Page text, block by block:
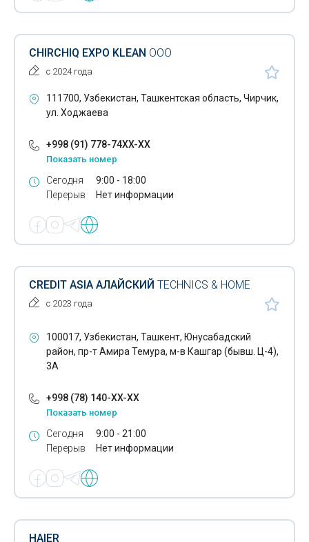
CHIRCHIQ EXPO KLEAN ООО
с 2024 года
111700, Узбекистан, Ташкентская область, Чирчик,
ул. Ходжаева
+998 (91) 778-74XX-XX
Показать номер
Сегодня
Перерыв
9:00 - 18:00
Нет информации
CREDIT ASIA АЛАЙСКИЙ TECHNICS & HOME
с 2023 года
100017, Узбекистан, Ташкент, Юнусабадский
район, пр-т Амира Темура, м-в Кашгар (бывш. Ц-4),
3А
+998 (78) 140-XX-XX
Показать номер
Сегодня
Перерыв
9:00 - 21:00
Нет информации
HAIER